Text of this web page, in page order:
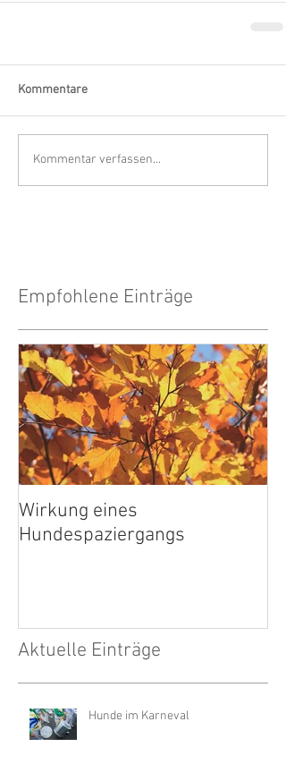
Kommentare
Kommentar verfassen...
Empfohlene Einträge
Wirkung eines
Hundespaziergangs
Aktuelle Einträge
Hunde im Karneval